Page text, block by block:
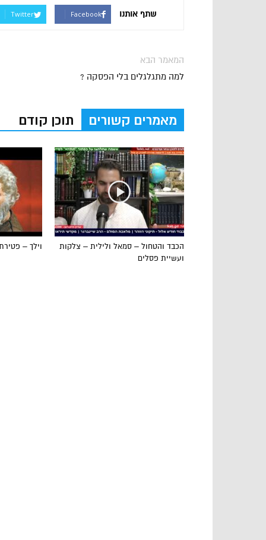
שתף אותנו Facebook
Twitter
המאמר הבא
למה מתגלגלים בלי הפסקה ?
מאמרים קשורים תוכן קודם
וילך –
הכבד והטחול – סמאל ולילית – צלקות
ועשיית פסלים